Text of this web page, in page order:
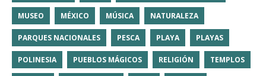
MUSEO MÉXICO MÚSICA NATURALEZA
PARQUES NACIONALES PESCA PLAYA PLAYAS
POLINESIA PUEBLOS MÁGICOS RELIGIÓN TEMPLOS